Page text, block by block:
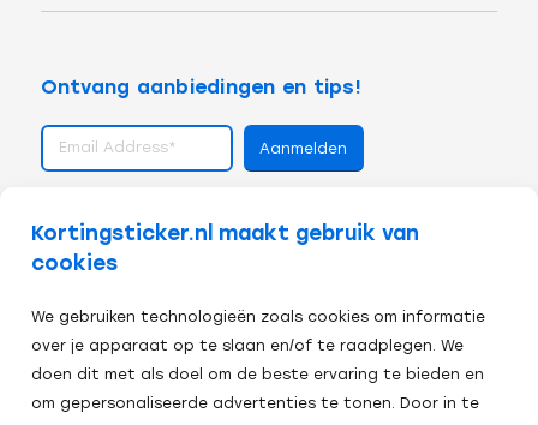
Kortingsticker.nl maakt gebruik van
cookies
We gebruiken technologieën zoals cookies om informatie
over je apparaat op te slaan en/of te raadplegen. We
doen dit met als doel om de beste ervaring te bieden en
om gepersonaliseerde advertenties te tonen. Door in te
Ontvang aanbiedingen en tips!